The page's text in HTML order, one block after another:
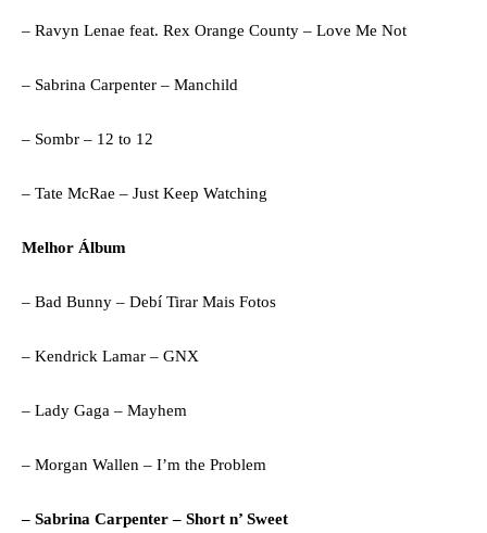
– Ravyn Lenae feat. Rex Orange County – Love Me Not
– Sabrina Carpenter – Manchild
– Sombr – 12 to 12
– Tate McRae – Just Keep Watching
Melhor Álbum
– Bad Bunny – Debí Tirar Mais Fotos
– Kendrick Lamar – GNX
– Lady Gaga – Mayhem
– Morgan Wallen – I’m the Problem
– Sabrina Carpenter – Short n’ Sweet